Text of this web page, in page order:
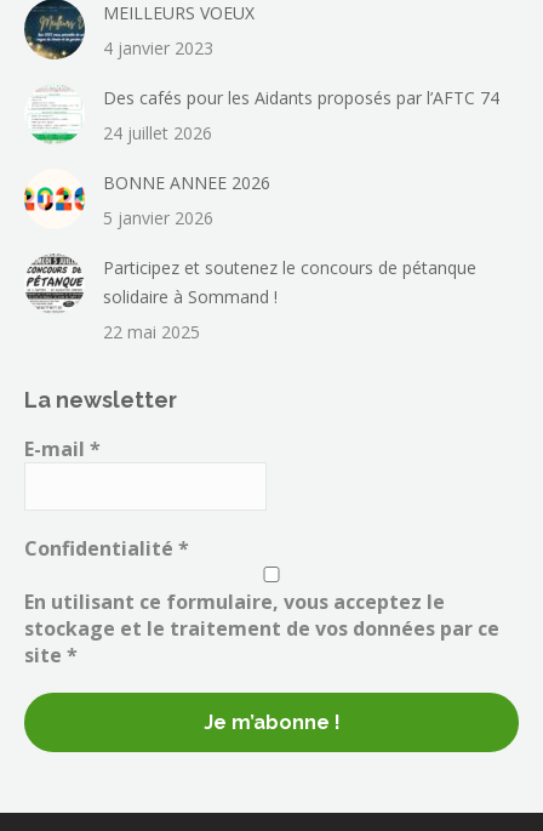
MEILLEURS VOEUX
4 janvier 2023
Des cafés pour les Aidants proposés par l’AFTC 74
24 juillet 2026
BONNE ANNEE 2026
5 janvier 2026
Participez et soutenez le concours de pétanque
solidaire à Sommand !
22 mai 2025
La newsletter
E-mail *
Confidentialité *
En utilisant ce formulaire, vous acceptez le
stockage et le traitement de vos données par ce
site *